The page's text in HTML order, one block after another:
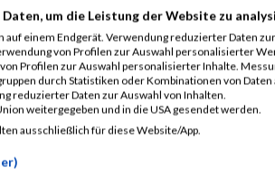
um die Leistung der Website zu
einem Endgerät. Verwendung reduzierter Daten
von Profilen zur Auswahl personalisierter
Profilen zur Auswahl personalisierter Inhalte.
durch Statistiken oder Kombinationen von
reduzierter Daten zur Auswahl von Inhalten.
weitergegeben und in die USA gesendet werden.
ausschließlich für diese Website/App.